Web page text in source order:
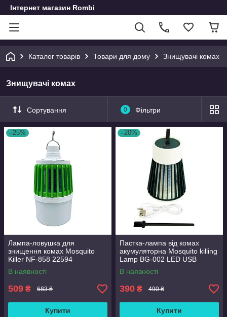
Інтернет магазин Rombi
Каталог товарів Товари для дому Знищувачі комах
Знищувачі комах
Сортування 0 Фільтри
–25%
Лампа-ловушка для
знищення комах Mosquito
Killer NF-858 22594
В наявності
509 ₴ 683 ₴
Купити
–20%
Пастка-лампа від комах
акумуляторна Mosquito killing
Lamp BG-002 LED USB
Зелена
В наявності
390 ₴ 490 ₴
Купити